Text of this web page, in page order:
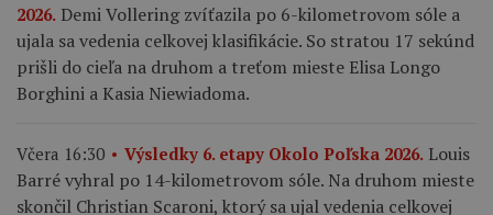
2026. Demi Vollering zvíťazila po 6-kilometrovom sóle a
ujala sa vedenia celkovej klasifikácie. So stratou 17 sekúnd
prišli do cieľa na druhom a treťom mieste Elisa Longo
Borghini a Kasia Niewiadoma.
Včera 16:30 Výsledky 6. etapy Okolo Poľska 2026. Louis
Barré vyhral po 14-kilometrovom sóle. Na druhom mieste
skončil Christian Scaroni, ktorý sa ujal vedenia celkovej